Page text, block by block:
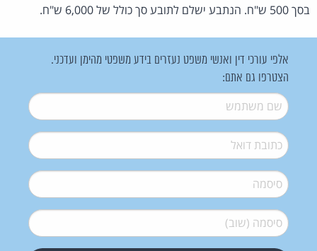
בסך 500 ש"ח. הנתבע ישלם לתובע סך כולל של 6,000 ש"ח.
אלפי עורכי דין ואנשי משפט נעזרים בידע משפטי מהימן ועדכני.
הצטרפו גם אתם:
שם משתמש*
דואל*
סיסמה*
סיסמה (שוב)*